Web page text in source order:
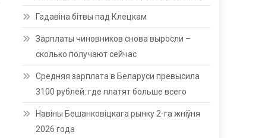
Гадавіна бітвы пад Клецкам
Зарплаты чиновников снова выросли –
сколько получают сейчас
Средняя зарплата в Беларуси превысила
3100 рублей: где платят больше всего
Навіны Бешанковіцкага рынку 2-га жніўня
2026 года